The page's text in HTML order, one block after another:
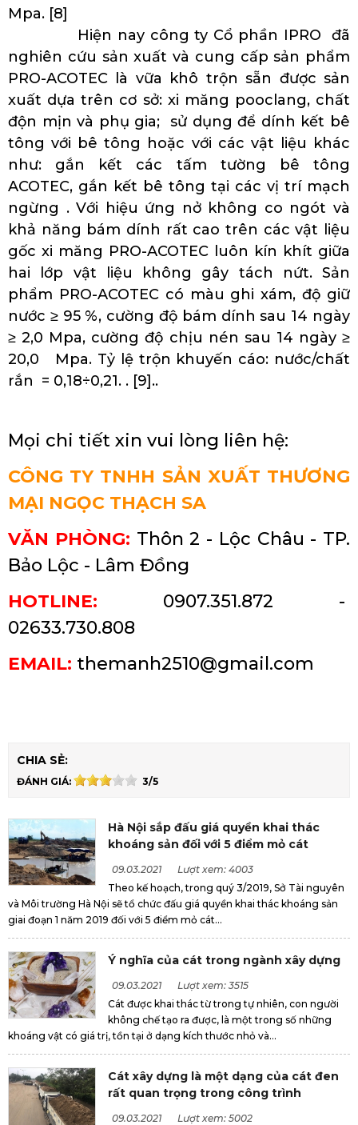
Mpa. [8]
Hiện nay công ty Cổ phần IPRO đã
nghiên cứu sản xuất và cung cấp sản phẩm
PRO-ACOTEC là vữa khô trộn sẵn được sản
xuất dựa trên cơ sở: xi măng pooclang, chất
độn mịn và phụ gia; sử dụng để dính kết bê
tông với bê tông hoặc với các vật liệu khác
như: gắn kết các tấm tường bê tông
ACOTEC, gắn kết bê tông tại các vị trí mạch
ngừng . Với hiệu ứng nở không co ngót và
khả năng bám dính rất cao trên các vật liệu
gốc xi măng PRO-ACOTEC luôn kín khít giữa
hai lớp vật liệu không gây tách nứt. Sản
phẩm PRO-ACOTEC có màu ghi xám, độ giữ
nước ≥ 95 %, cường độ bám dính sau 14 ngày
≥ 2,0 Mpa, cường độ chịu nén sau 14 ngày ≥
20,0 Mpa. Tỷ lệ trộn khuyến cáo: nước/chất
rắn = 0,18÷0,21. . [9]..
Mọi chi tiết xin vui lòng liên hệ:
CÔNG TY TNHH SẢN XUẤT THƯƠNG
MẠI NGỌC THẠCH SA
VĂN PHÒNG: Thôn 2 - Lộc Châu - TP.
Bảo Lộc - Lâm Đồng
HOTLINE:
0907.351.872 -
02633.730.808
EMAIL: themanh2510@gmail.com
CHIA SẺ:
ĐÁNH GIÁ: 3/5
Hà Nội sắp đấu giá quyền khai thác
khoáng sản đối với 5 điểm mỏ cát
09.03.2021
Lượt xem: 4003
Theo kế hoạch, trong quý 3/2019, Sở Tài nguyên
và Môi trường Hà Nội sẽ tổ chức đấu giá quyền khai thác khoáng sản
giai đoạn 1 năm 2019 đối với 5 điểm mỏ cát...
Ý nghĩa của cát trong ngành xây dựng
09.03.2021
Lượt xem: 3515
Cát được khai thác từ trong tự nhiên, con người
không chế tạo ra được, là một trong số những
khoáng vật có giá trị, tồn tại ở dạng kích thước nhỏ và...
Cát xây dựng là một dạng của cát đen
rất quan trọng trong công trình
09.03.2021
Lượt xem: 5002